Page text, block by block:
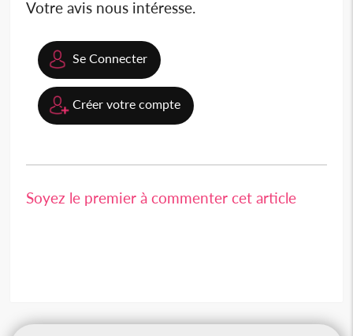
Votre avis nous intéresse.
Se Connecter
Créer votre compte
Soyez le premier à commenter cet article